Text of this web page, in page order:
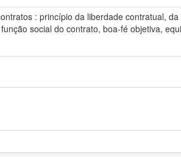
: princípio da liberdade contratual,
social do contrato, boa-fé objetiva,